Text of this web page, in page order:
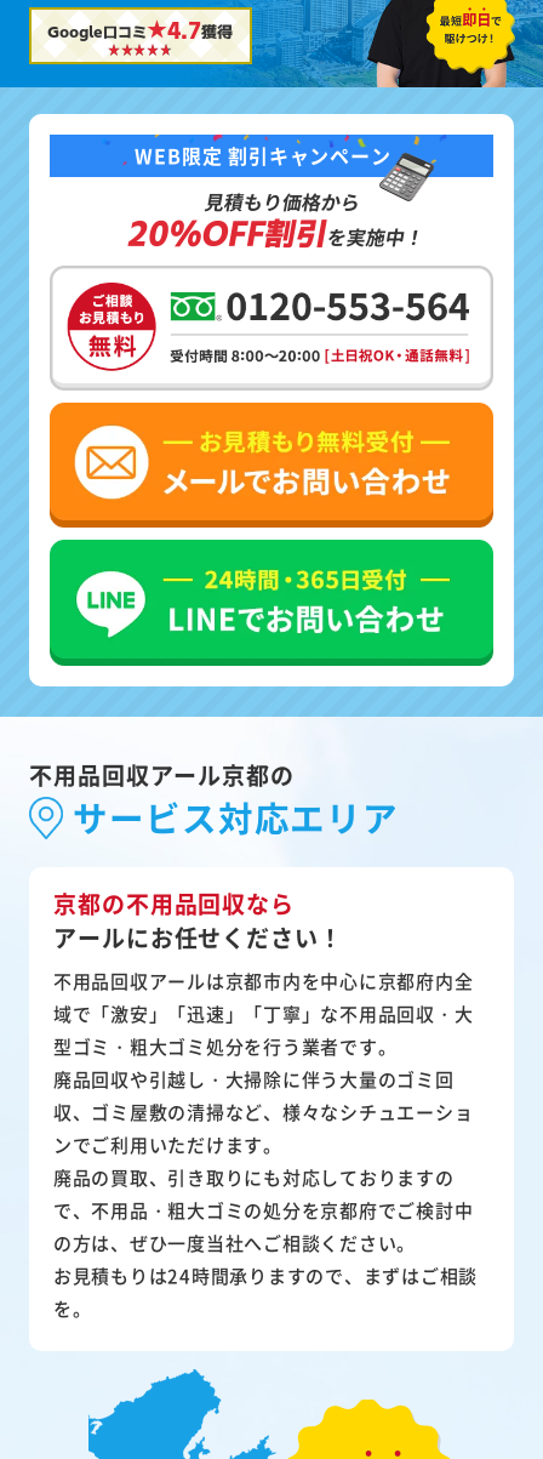
Google口コミ★4.7獲得
WEB限定 割引キャンペーン
見積もり価格から
20%OFF割引を実施中！
不用品回収アール京都の
サービス対応エリア
京都の不用品回収なら
アールにお任せください！
不用品回収アールは京都市内を中心に京都府内全
域で「激安」「迅速」「丁寧」な不用品回収・大
型ゴミ・粗大ゴミ処分を行う業者です。
廃品回収や引越し・大掃除に伴う大量のゴミ回
収、ゴミ屋敷の清掃など、様々なシチュエーショ
ンでご利用いただけます。
廃品の買取、引き取りにも対応しておりますの
で、不用品・粗大ゴミの処分を京都府でご検討中
の方は、ぜひ一度当社へご相談ください。
お見積もりは24時間承りますので、まずはご相談
を。